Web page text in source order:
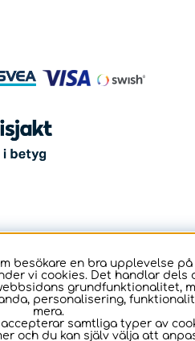
besökare en bra upplevelse på
vi cookies. Det handlar dels
grundfunktionalitet,
personalisering,
mera.
samtliga typer av
och du kan själv välja att